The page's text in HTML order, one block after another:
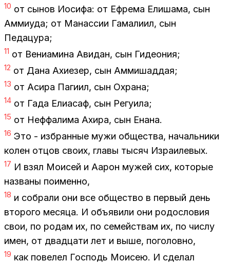
10 от сы­нов Иоси­фа: от Еф­ре­ма Ели­ша­ма, сын
Ам­ми­уда; от Ма­нас­сии Га­ма­ли­ил, сын
Пе­да­цу­ра;
11 от Ве­ни­а­ми­на Ави­дан, сын Ги­део­ния;
12 от Дана Ахи­е­зер, сын Ам­ми­шад­дая;
13 от Аси­ра Па­ги­ил, сын Охра­на;
14 от Гада Ели­а­саф, сын Ре­гу­и­ла;
15 от Неф­фа­ли­ма Ахи­ра, сын Ена­на.
16 Это - из­бран­ные мужи об­ще­ства, на­чаль­ни­ки
ко­лен от­цов сво­их, гла­вы ты­сяч Из­ра­и­ле­вых.
17 И взял Мо­и­сей и Аарон му­жей сих, ко­то­рые
на­зва­ны по­имен­но,
18 и со­бра­ли они все об­ще­ство в пер­вый день
вто­ро­го ме­ся­ца. И объ­яви­ли они ро­до­сло­вия
свои, по ро­дам их, по се­мей­ствам их, по чис­лу
имен, от два­дца­ти лет и выше, по­го­лов­но,
19 как по­ве­лел Гос­подь Мо­и­сею. И сде­лал